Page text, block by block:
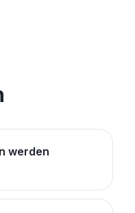
werden